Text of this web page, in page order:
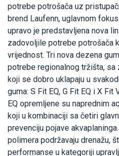
potrebe potrošača uz
brend Laufenn, uglavnom
upravo je predstavljena nova
zadovoljile potrebe potrošača
vrijednost. Tri nova dezena
potrebe regionalnog tržišta, sa
koji se dobro uklapaju u
guma: S Fit EQ, G Fit EQ i X Fit
EQ opremljene su naprednim
koji u kombinaciji sa četiri
prevenciju pojave
polimera podržavaju drenažu,
performanse u kategoriji